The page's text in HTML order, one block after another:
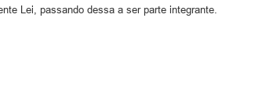
Lei, passando dessa a ser parte integrante.